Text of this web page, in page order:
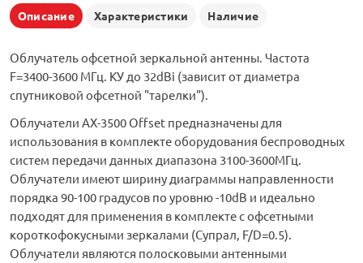
Описание Характеристики Наличие
Облучатель офсетной зеркальной антенны. Частота
F=3400-3600 МГц. КУ до 32dBi (зависит от диаметра
спутниковой офсетной "тарелки").
Облучатели АX-3500 Offset предназначены для
использования в комплекте оборудования беспроводных
систем передачи данных диапазона 3100-3600МГц.
Облучатели имеют ширину диаграммы направленности
порядка 90-100 градусов по уровню -10dB и идеально
подходят для применения в комплекте с офсетными
короткофокусными зеркалами (Супрал, F/D=0.5).
Облучатели являются полосковыми антенными